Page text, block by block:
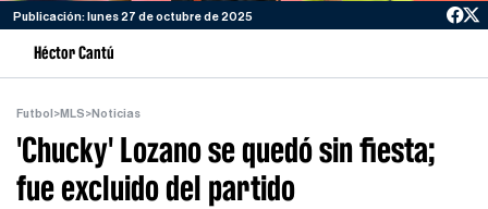
Publicación: lunes 27 de octubre de 2025
Héctor Cantú
Futbol >MLS>Noticias
'Chucky' Lozano se quedó sin fiesta;
fue excluido del partido